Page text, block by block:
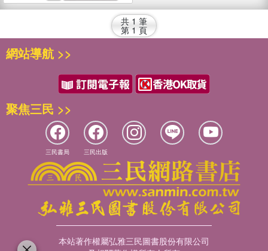
共 1 筆
第 1 頁
網站導航 >>
聚焦三民 >>
三民書局 三民出版
本站著作權屬弘雅三民圖書股份有限公司